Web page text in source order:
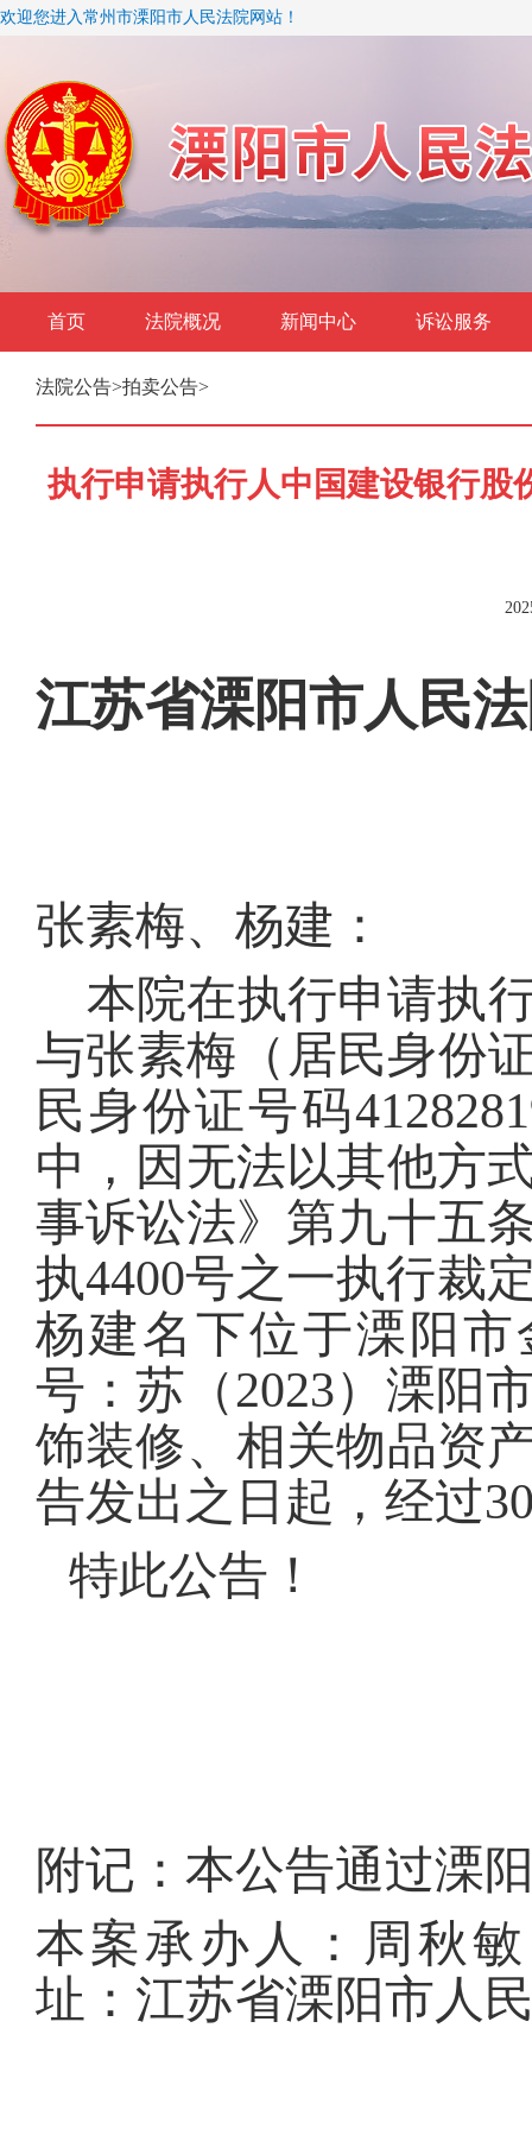
欢迎您进入常州市溧阳市人民法院网站！
首页 法院概况 新闻中心 诉讼服务
法院公告>拍卖公告>
执行申请执行人中国建设银行股
江苏省溧阳市人民
张素梅、杨建：
本院在执行申请执
与张素梅（居民身份
民身份证号码
中 ，因无法以其他方
事诉讼法》第九十五
执4400号之一执行裁
杨建名下位于溧阳市
号：苏（2023）溧阳
饰装修、相关物品资
告发出之日起，经过
特此公告！
附记：本公告通过溧
本案承办人： 周秋敏
址：江苏省溧阳市人